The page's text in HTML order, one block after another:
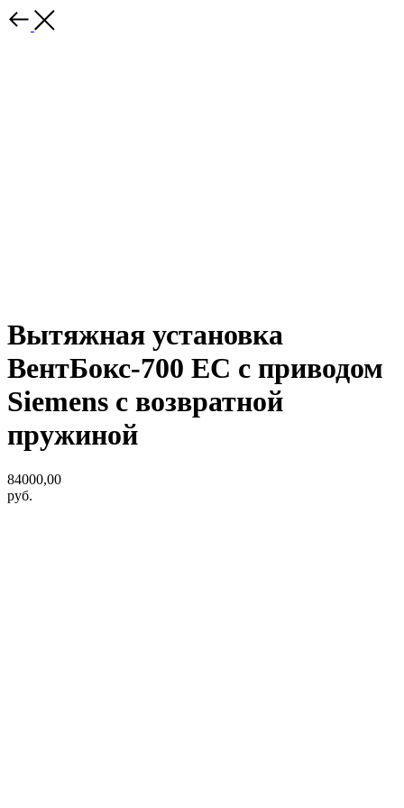
Вытяжная установка
ВентБокс-700 ЕС с приводом
Siemens с возвратной
пружиной
84000,00
руб.